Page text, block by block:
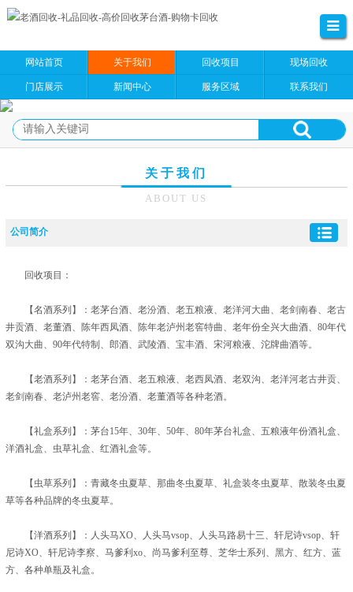
网站首页 关于我们 回收项目 现场回收
门店展示 新闻中心 服务区域 联系我们
关于我们
ABOUT US
公司简介
回收项目：
【名酒系列】：老茅台酒、老汾酒、老五粮液、老洋河大曲、老剑南春、老古
井贡酒、老董酒、陈年西凤酒、陈年老泸州老窖特曲、老年份全兴大曲酒、80年代
双沟大曲、90年代特制、郎酒、武陵酒、宝丰酒、宋河粮液、沱牌曲酒等。
【老酒系列】：老茅台酒、老五粮液、老西凤酒、老双沟、老洋河老古井贡、
老剑南春、老泸州老窖、老汾酒、老董酒等各种老酒。
【礼盒系列】：茅台15年、30年、50年、80年茅台礼盒、五粮液年份酒礼盒、
洋酒礼盒、虫草礼盒、红酒礼盒等。
【虫草系列】：青藏冬虫夏草、那曲冬虫夏草、礼盒装冬虫夏草、散装冬虫夏
草等各种品牌的冬虫夏草。
【洋酒系列】：人头马XO、人头马vsop、人头马路易十三、轩尼诗vsop、轩
尼诗XO、轩尼诗李察、马爹利xo、尚马爹利至尊、芝华士系列、黑方、红方、蓝
方、各种单瓶及礼盒。